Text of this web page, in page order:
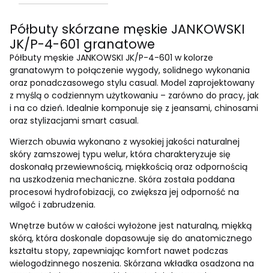
Półbuty skórzane męskie JANKOWSKI
JK/P-4-601 granatowe
Półbuty męskie JANKOWSKI JK/P-4-601 w kolorze
granatowym to połączenie wygody, solidnego wykonania
oraz ponadczasowego stylu casual. Model zaprojektowany
z myślą o codziennym użytkowaniu – zarówno do pracy, jak
i na co dzień. Idealnie komponuje się z jeansami, chinosami
oraz stylizacjami smart casual.
Wierzch obuwia wykonano z wysokiej jakości naturalnej
skóry zamszowej typu welur, która charakteryzuje się
doskonałą przewiewnością, miękkością oraz odpornością
na uszkodzenia mechaniczne. Skóra została poddana
procesowi hydrofobizacji, co zwiększa jej odporność na
wilgoć i zabrudzenia.
Wnętrze butów w całości wyłożone jest naturalną, miękką
skórą, która doskonale dopasowuje się do anatomicznego
kształtu stopy, zapewniając komfort nawet podczas
wielogodzinnego noszenia. Skórzana wkładka osadzona na